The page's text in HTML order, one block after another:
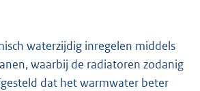
waterzijdig inregelen middels
waarbij de radiatoren zodanig
dat het warmwater beter